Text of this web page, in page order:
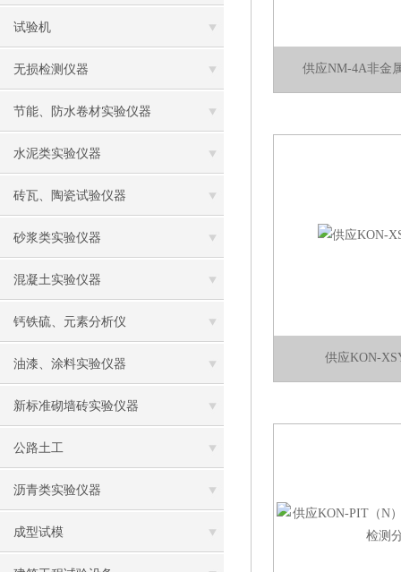
试验机
无损检测仪器
节能、防水卷材实验仪器
水泥类实验仪器
砖瓦、陶瓷试验仪器
砂浆类实验仪器
混凝土实验仪器
钙铁硫、元素分析仪
油漆、涂料实验仪器
新标准砌墙砖实验仪器
公路土工
沥青类实验仪器
成型试模
供应NM-4A非金
供应KON-